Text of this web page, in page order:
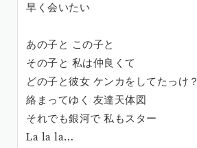
早く会いたい
あの子と この子と
その子と 私は仲良くて
どの子と彼女 ケンカをしてたっけ？
絡まってゆく 友達天体図
それでも銀河で 私もスター
La la la…